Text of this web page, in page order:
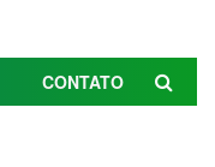
CONTATO